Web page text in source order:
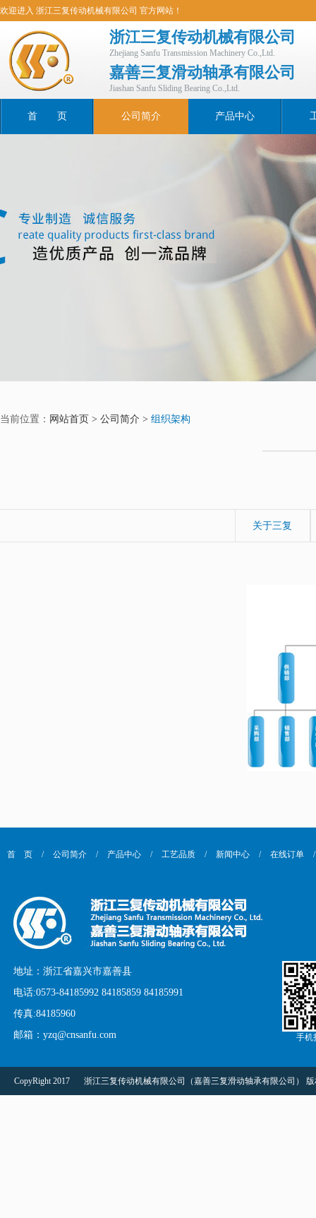
欢迎进入 浙江三复传动机械有限公司 官方网站！
浙江三复传动机械有限公司
Zhejiang Sanfu Transmission Machinery Co.,Ltd.
嘉善三复滑动轴承有限公司
Jiashan Sanfu Sliding Bearing Co.,Ltd.
首 页 公司简介 产品中心
当前位置： 网站首页 > 公司简介 > 组织架构
关于三复
首 页 / 公司简介 / 产品中心 / 工艺品质 / 新闻中心 / 在线订单 /
地址：浙江省嘉兴市嘉善县
电话:0573-84185992 84185859 84185991
传真:84185960
邮箱：yzq@cnsanfu.com
手机
CopyRight 2017 浙江三复传动机械有限公司（嘉善三复滑动轴承有限公司）